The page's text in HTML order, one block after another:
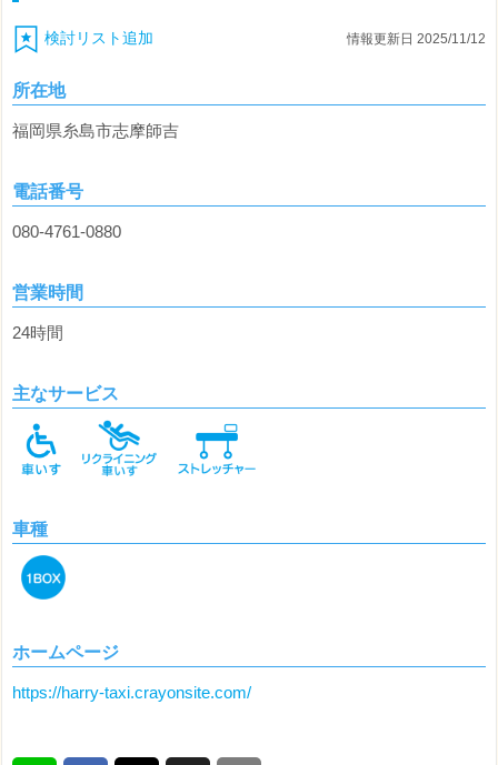
検討リスト追加 情報更新日 2025/11/12
所在地
福岡県糸島市志摩師吉
電話番号
080-4761-0880
営業時間
24時間
主なサービス
車種
ホームページ
https://harry-taxi.crayonsite.com/